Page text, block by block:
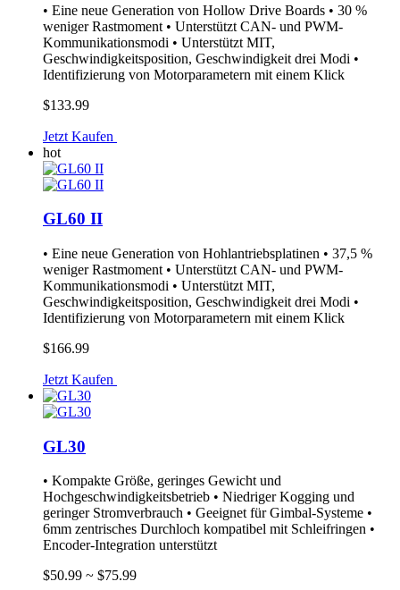
• Eine neue Generation von Hollow Drive Boards • 30 %
weniger Rastmoment • Unterstützt CAN- und PWM-
Kommunikationsmodi • Unterstützt MIT,
Geschwindigkeitsposition, Geschwindigkeit drei Modi •
Identifizierung von Motorparametern mit einem Klick
$133.99
Jetzt Kaufen
hot
GL60 II
• Eine neue Generation von Hohlantriebsplatinen • 37,5 %
weniger Rastmoment • Unterstützt CAN- und PWM-
Kommunikationsmodi • Unterstützt MIT,
Geschwindigkeitsposition, Geschwindigkeit drei Modi •
Identifizierung von Motorparametern mit einem Klick
$166.99
Jetzt Kaufen
GL30
• Kompakte Größe, geringes Gewicht und
Hochgeschwindigkeitsbetrieb • Niedriger Kogging und
geringer Stromverbrauch • Geeignet für Gimbal-Systeme •
6mm zentrisches Durchloch kompatibel mit Schleifringen •
Encoder-Integration unterstützt
$50.99 ~ $75.99